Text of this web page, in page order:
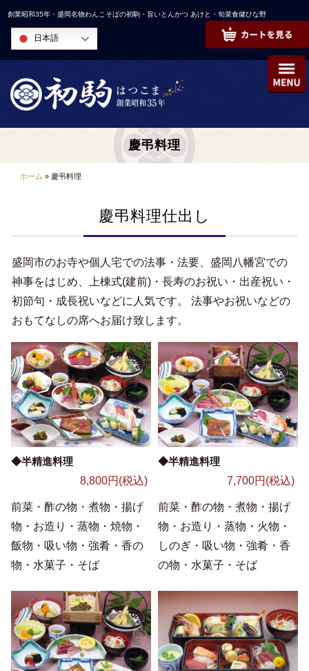
ン
キ
プ
創業昭和35年・盛岡名物わんこそばの初駒・旨いとんかつ あけと・旬菜食健ひな野
日本語
慶弔料理
ホーム » 慶弔料理
慶弔料理仕出し
盛岡市のお寺や個人宅での法事・法要、盛岡八幡宮での
神事をはじめ、上棟式(建前)・長寿のお祝い・出産祝い・
初節句・成長祝いなどに人気です。
法事やお祝いなどの
おもてなしの席へお届け致します。
◆半精進料理
8,800円(税込)
前菜・酢の物・煮物・揚げ
物・お造り・蒸物・焼物・
飯物・吸い物・強肴・香の
物・水菓子・そば
◆半精進料理
7,700円(税込)
前菜・酢の物・煮物・揚げ
物・お造り・蒸物・火物・
しのぎ・吸い物・強肴・香
の物・水菓子・そば